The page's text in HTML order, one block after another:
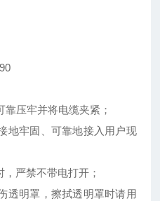
靠压牢并将电缆夹紧；
地牢固、可靠地接入用户现
严禁不带电打开；
透明罩，擦拭透明罩时请用